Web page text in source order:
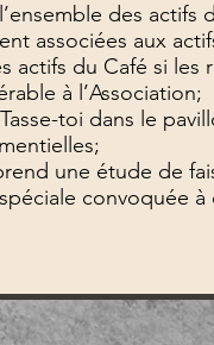
des actifs
associées aux
du Café si les
à l’Association;
toi dans le
une étude de
convoquée à